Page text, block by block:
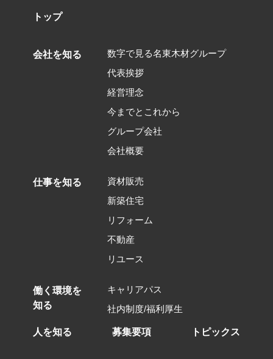
用規約に関する説明については Google
お問合せ及び苦情の申出
webinfo@meitoumokuzai.com先
トップ
会社を知る
数字で見る名東木材グループ
代表挨拶
経営理念
今までとこれから
グループ会社
会社概要
仕事を知る
資材販売
新築住宅
リフォーム
不動産
リユース
働く環境を
知る
キャリアパス
社内制度/福利厚生
人を知る 募集要項 トピックス